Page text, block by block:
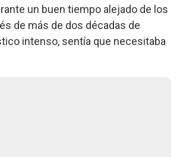
un buen tiempo alejado de los
de más de dos décadas de
intenso, sentía que necesitaba